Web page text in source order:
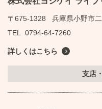
〒675-1328
兵庫県小野市
TEL
0794-64-7260
詳しくはこちら
支店